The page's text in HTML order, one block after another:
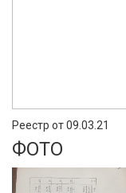
Реестр от 09.03.21
ФОТО